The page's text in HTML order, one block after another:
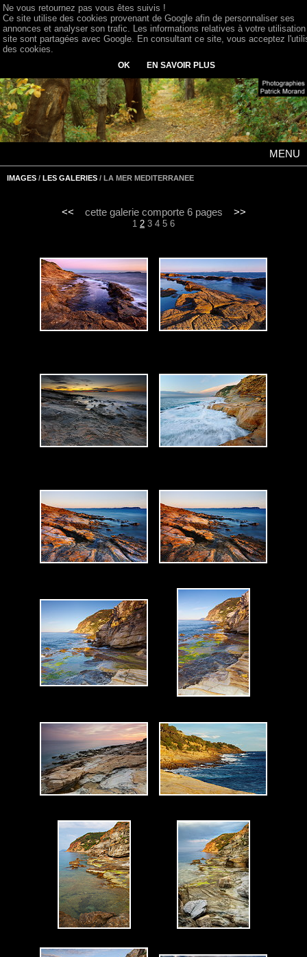
MENU
IMAGES / LES GALERIES / LA MER MEDITERRANEE
<< cette galerie comporte 6 pages >>
1 2 3 4 5 6
Ne vous retournez pas vous êtes suivis !
Ce site utilise des cookies provenant de Google afin de personnaliser ses
annonces et analyser son trafic. Les informations relatives à votre
site sont partagées avec Google. En consultant ce site, vous acceptez
des cookies.
OK EN SAVOIR PLUS